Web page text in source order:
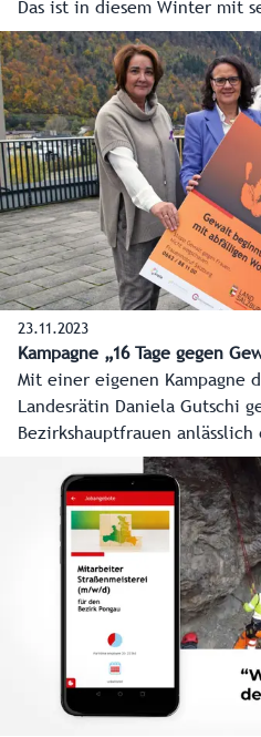
Das ist in diesem Winter mit
möglich. Ohne Mehrkosten
An- und Abreise mit allen
Bundesland Salzburg buchen.
23.11.2023
Kampagne „16 Tage gegen
Mit einer eigenen Kampagne
Landesrätin Daniela Gutschi
Bezirkshauptfrauen
Tage gegen Gewalt“
handeln, wenn sie bereits
Jeder soll sich aktiv an der
von Sprüchen wie zum
magst es doch eh...“ soll
ihren Anfang nimmt. Die
Gewalt“ startet am 25.